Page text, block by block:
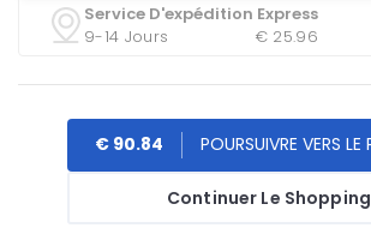
Service D'expédition Express
9-14 Jours
€ 25.96
Continuer Le Shopping
€ 90.84